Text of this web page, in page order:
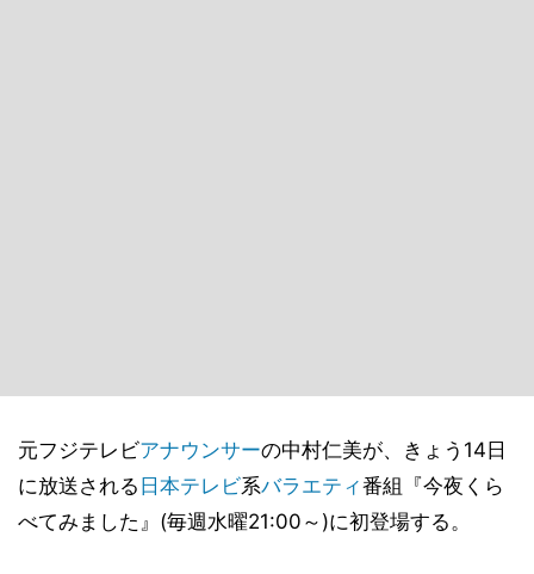
元フジテレビアナウンサーの中村仁美が、きょう14日
に放送される 日本テレビ系バラエティ番組『今夜くら
べてみました』(毎週水曜21:00～)に初登場する。